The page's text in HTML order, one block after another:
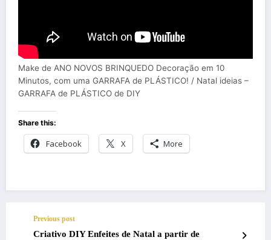
Make de ANO NOVOS BRINQUEDO Decoração em 10
Minutos, com uma GARRAFA de PLÁSTICO! / Natal ideias –
GARRAFA de PLÁSTICO de DIY
Share this:
Facebook X More
Previous post
Criativo DIY Enfeites de Natal a partir de